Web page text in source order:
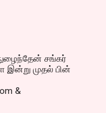
சங்கர்
இன்று முதல் பின்
&